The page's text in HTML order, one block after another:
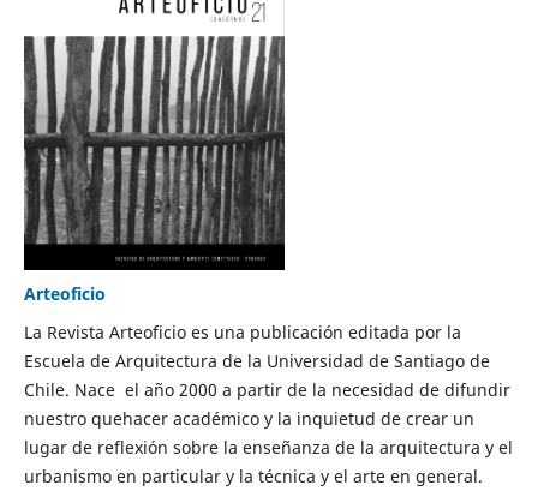
Arteoficio
La Revista Arteoficio es una publicación editada por la
Escuela de Arquitectura de la Universidad de Santiago de
Chile. Nace el año 2000 a partir de la necesidad de difundir
nuestro quehacer académico y la inquietud de crear un
lugar de reflexión sobre la enseñanza de la arquitectura y el
urbanismo en particular y la técnica y el arte en general.